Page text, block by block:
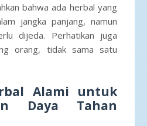
bahwa ada herbal yang
jangka panjang, namun
dijeda. Perhatikan juga
orang, tidak sama satu
Alami untuk
Daya Tahan